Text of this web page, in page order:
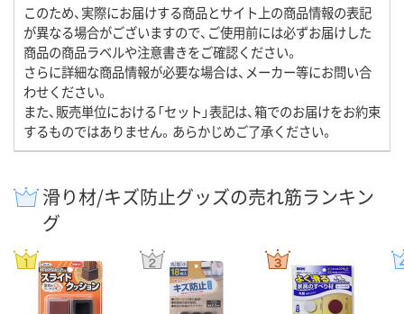
このため、実際にお届けする商品とサイト上の商品情報の表記
が異なる場合がございますので、ご使用前には必ずお届けした
商品の商品ラベルや注意書きをご確認ください。
さらに詳細な商品情報が必要な場合は、メーカー等にお問い合
わせください。
また、販売単位における「セット」表記は、箱でのお届けをお約束
するものではありません。あらかじめご了承ください。
滑り材/キズ防止グッズの売れ筋ランキン
グ